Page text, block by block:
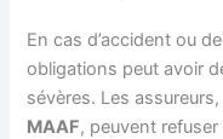
En cas d’accident ou
obligations peut avoir
sévères. Les
MAAF, peuvent